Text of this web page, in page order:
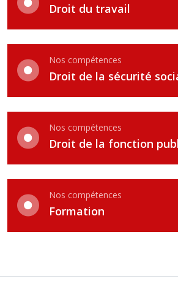
Droit du travail
Nos compétences
Droit de la sécurité
Nos compétences
Droit de la fonction
Nos compétences
Formation